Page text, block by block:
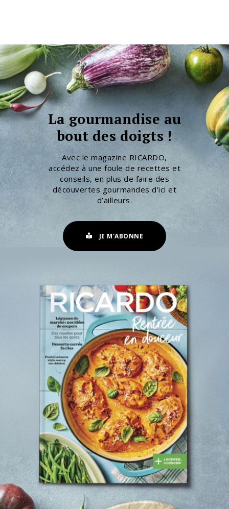
La gourmandise au
bout des doigts !
Avec le magazine RICARDO,
accédez à une foule de recettes et
conseils, en plus de faire des
découvertes gourmandes d’ici et
d’ailleurs.
JE M'ABONNE